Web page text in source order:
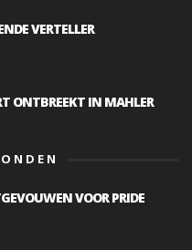
VERTELLER
ONTBREEKT IN MAHLER
VOOR PRIDE